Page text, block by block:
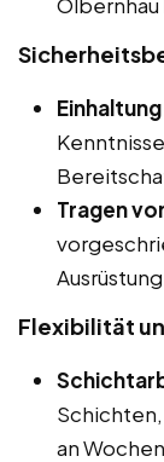
Tragen
Flexibilität
an